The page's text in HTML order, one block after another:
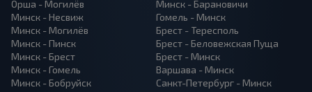
Орша - Могилёв
Минск - Несвиж
Минск - Могилёв
Минск - Пинск
Минск - Брест
Минск - Гомель
Минск - Бобруйск
Минск - Барановичи
Гомель - Минск
Брест - Тересполь
Брест - Беловежская Пуща
Брест - Минск
Варшава - Минск
Санкт-Петербург - Минск